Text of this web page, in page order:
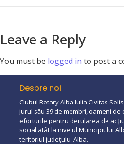
Leave a Reply
You must be logged in to post a
Despre noi
Clubul Rotary Alba Iulia Civitas
jurul său 39 de membri, oameni de
eforturile pentru derularea de
social atât la nivelul Municipiului
teritoriul judeţului Alba.